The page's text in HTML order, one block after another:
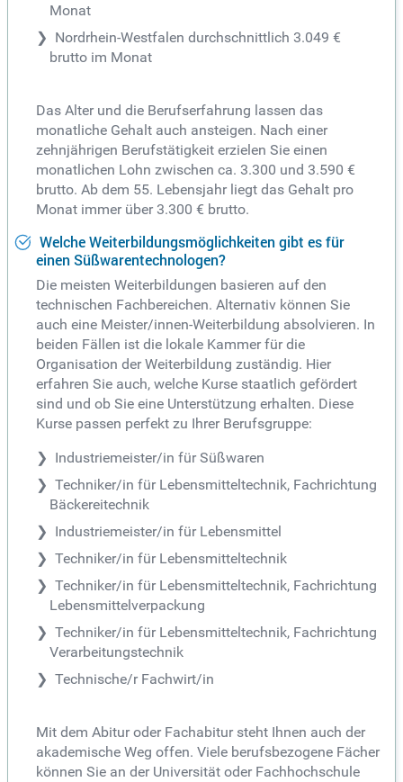
Monat
Nordrhein-Westfalen durchschnittlich 3.049 €
brutto im Monat
Das Alter und die Berufserfahrung lassen das
monatliche Gehalt auch ansteigen. Nach einer
zehnjährigen Berufstätigkeit erzielen Sie einen
monatlichen Lohn zwischen ca. 3.300 und 3.590 €
brutto. Ab dem 55. Lebensjahr liegt das Gehalt pro
Monat immer über 3.300 € brutto.
Welche Weiterbildungsmöglichkeiten gibt es für
einen Süßwarentechnologen?
Die meisten Weiterbildungen basieren auf den
technischen Fachbereichen. Alternativ können Sie
auch eine Meister/innen-Weiterbildung absolvieren. In
beiden Fällen ist die lokale Kammer für die
Organisation der Weiterbildung zuständig. Hier
erfahren Sie auch, welche Kurse staatlich gefördert
sind und ob Sie eine Unterstützung erhalten. Diese
Kurse passen perfekt zu Ihrer Berufsgruppe:
Industriemeister/in für Süßwaren
Techniker/in für Lebensmitteltechnik, Fachrichtung
Bäckereitechnik
Industriemeister/in für Lebensmittel
Techniker/in für Lebensmitteltechnik
Techniker/in für Lebensmitteltechnik, Fachrichtung
Lebensmittelverpackung
Techniker/in für Lebensmitteltechnik, Fachrichtung
Verarbeitungstechnik
Technische/r Fachwirt/in
Mit dem Abitur oder Fachabitur steht Ihnen auch der
akademische Weg offen. Viele berufsbezogene Fächer
können Sie an der Universität oder Fachhochschule